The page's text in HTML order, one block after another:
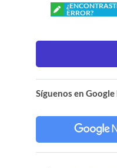
ERROR?
Síguenos en Google